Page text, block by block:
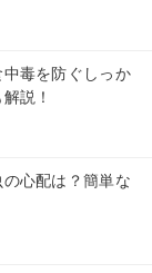
毒を防ぐしっか
説！
心配は？簡単な